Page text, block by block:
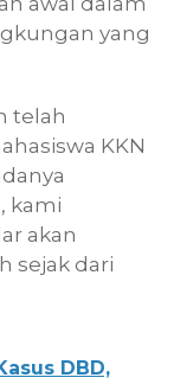
yang
telah
KKN
kami
akan
sejak dari
DBD,